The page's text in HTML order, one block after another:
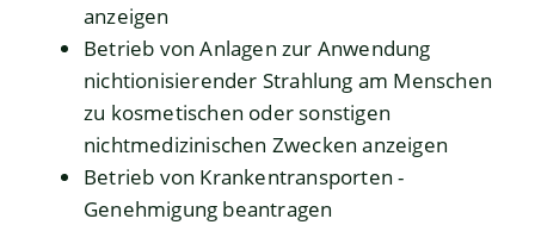
anzeigen
Betrieb von Anlagen zur Anwendung
nichtionisierender Strahlung am Menschen
zu kosmetischen oder sonstigen
nichtmedizinischen Zwecken anzeigen
Betrieb von Krankentransporten -
Genehmigung beantragen